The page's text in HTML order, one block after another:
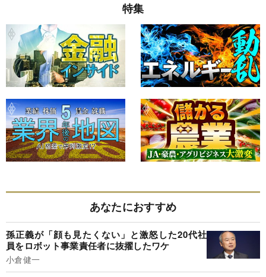
特集
あなたにおすすめ
孫正義が「顔も見たくない」と激怒した20代社
員をロボット事業責任者に抜擢したワケ
小倉健一